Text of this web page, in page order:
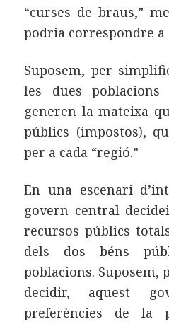
“curses de braus,”
podria correspondre a
Suposem, per
les dues
generen la mateixa
públics (impostos),
per a cada “regió.”
En una escenari
govern central
recursos públics
dels dos béns
poblacions. Suposem,
decidir, aquest
preferències de la